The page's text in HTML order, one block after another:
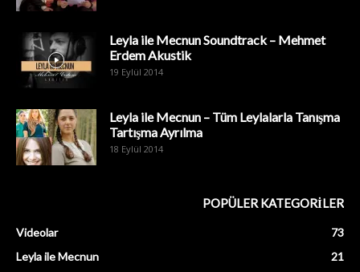
Leyla ile Mecnun Soundtrack – Mehmet
Erdem Akustik
19 Eylül 2014
Leyla ile Mecnun – Tüm Leylalarla Tanışma
Tartışma Ayrılma
18 Eylül 2014
POPÜLER KATEGORİLER
Videolar
73
Leyla ile Mecnun
21